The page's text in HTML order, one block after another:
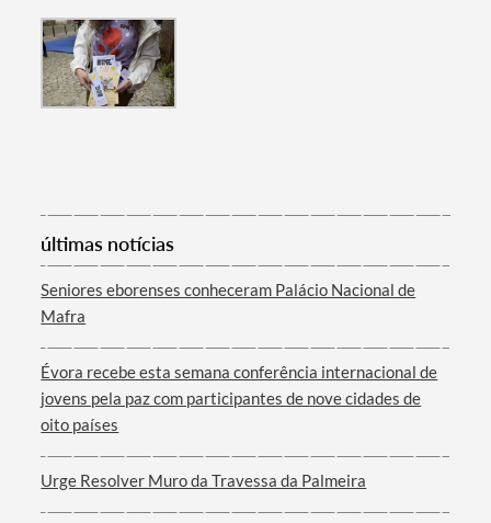
últimas notícias
Seniores eborenses conheceram Palácio Nacional de
Mafra
Évora recebe esta semana conferência internacional de
jovens pela paz com participantes de nove cidades de
oito países
Urge Resolver Muro da Travessa da Palmeira